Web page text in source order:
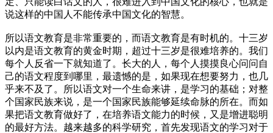
说这样的中国人不能传承中国文化的智慧。
所以语文教育是非常重要的，而语文教育是有时机的。十三岁
以内是语文教育的黄金时期，超过十三岁是很难培养的。我们
每个人反省一下就知道了。长大的人，每个人摸摸良心问问自
己的语文程度到哪里，最遗憾的是，如果现在想要努力，也几
乎来不及了。所以语文对一个生命来讲，是学习的基础；对整
个国家民族来说，是一个国家民族能够延续命脉的所在。而如
果把语文教育做好了，在培养语文能力的时候，又是增进聪明
的最好方法。越来越多的科学研究，首先发现语文的学习对于